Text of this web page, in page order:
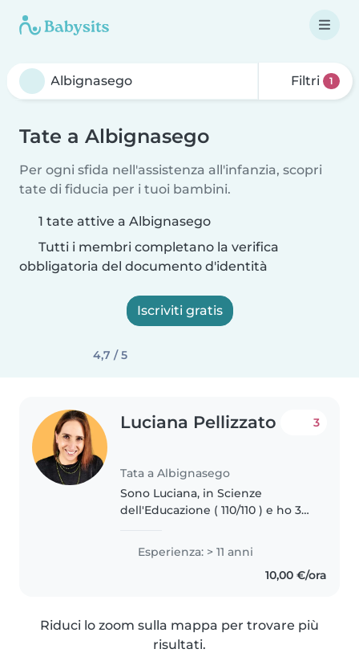
Filtri 1
Tate a Albignasego
Per ogni sfida nell'assistenza all'infanzia, scopri
tate di fiducia per i tuoi bambini.
1 tate attive a Albignasego
Tutti i membri completano la verifica
obbligatoria del documento d'identità
Iscriviti gratis
4,7 / 5
Luciana Pellizzato
Tata a Albignasego
3
Sono Luciana, in Scienze
dell'Educazione ( 110/110 ) e ho 30
Sono disponibile a darti un
servizio in base alle tue esigenze,
Esperienza: > 11 anni
10,00 €/ora
Riduci lo zoom sulla mappa per trovare più
risultati.